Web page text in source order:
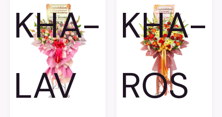
KHA-
LAV
KHA-
ROS